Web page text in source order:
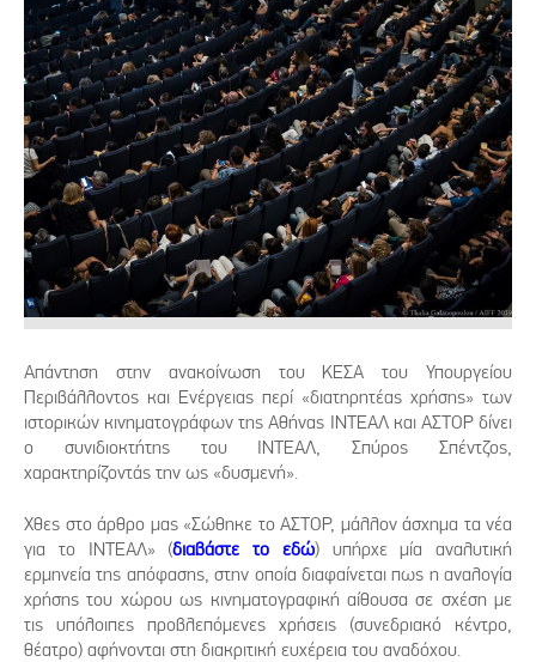
Απάντηση στην ανακοίνωση του ΚΕΣΑ του Υπουργείου
Περιβάλλοντος και Ενέργειας περί «διατηρητέας χρήσης» των
ιστορικών κινηματογράφων της Αθήνας ΙΝΤΕΑΛ και ΑΣΤΟΡ δίνει
ο συνιδιοκτήτης του ΙΝΤΕΑΛ, Σπύρος Σπέντζος,
χαρακτηρίζοντάς την ως «δυσμενή».
Χθες στο άρθρο μας «Σώθηκε το ΑΣΤΟΡ, μάλλον άσχημα τα νέα
για το ΙΝΤΕΑΛ» (διαβάστε το εδώ) υπήρχε μία αναλυτική
ερμηνεία της απόφασης, στην οποία διαφαίνεται πως η αναλογία
χρήσης του χώρου ως κινηματογραφική αίθουσα σε σχέση με
τις υπόλοιπες προβλεπόμενες χρήσεις (συνεδριακό κέντρο,
θέατρο) αφήνονται στη διακριτική ευχέρεια του αναδόχου.